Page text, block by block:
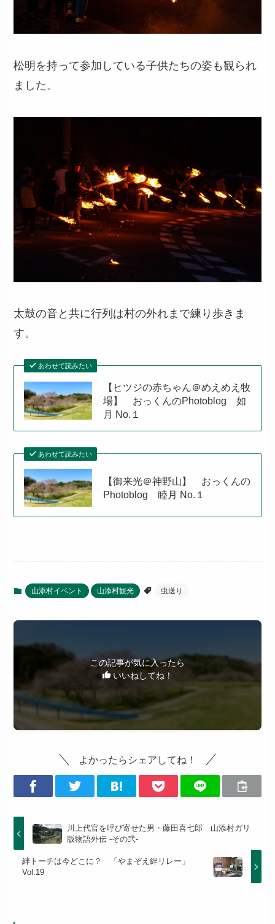
松明を持って参加している子供たちの姿も観られ
ました。
太鼓の音と共に行列は村の外れまで練り歩きま
す。
あわせて読みたい
【ヒツジの赤ちゃん＠めえめえ牧
場】 おっくんのPhotoblog 如
月 No.１
あわせて読みたい
【御来光＠神野山】 おっくんの
Photoblog 睦月 No.１
山添村イベント 山添村観光 虫送り
この記事が気に入ったら
いいねしてね！
よかったらシェアしてね！
川上代官を呼び寄せた男・藤田喜七郎 山添村ガリ
版物語外伝 -その弐-
絆トーチは今どこに？ 「やまぞえ絆リレー」
Vol.19